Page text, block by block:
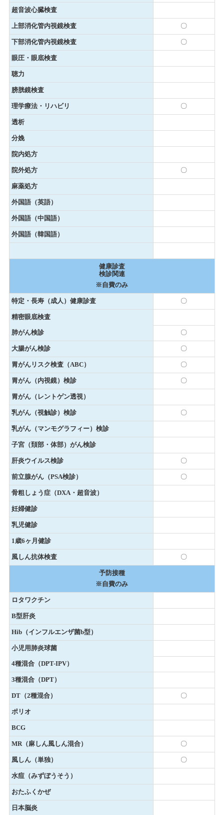
超音波心臓検査
上部消化管内視鏡検査 〇
下部消化管内視鏡検査 〇
眼圧・眼底検査
聴力
膀胱鏡検査
理学療法・リハビリ 〇
透析
分娩
院内処方
院外処方 〇
麻薬処方
外国語（英語）
外国語（中国語）
外国語（韓国語）
健康診査
検診関連
※自費のみ
特定・長寿（成人）健康診査 〇
精密眼底検査
肺がん検診 〇
大腸がん検診 〇
胃がんリスク検査（ABC） 〇
胃がん（内視鏡）検診 〇
胃がん（レントゲン透視）
乳がん（視触診）検診 〇
乳がん（マンモグラフィー）検診
子宮（頚部・体部）がん検診
肝炎ウイルス検診 〇
前立腺がん（PSA検診） 〇
骨粗しょう症（DXA・超音波）
妊婦健診
乳児健診
1歳6ヶ月健診
風しん抗体検査 〇
予防接種
※自費のみ
ロタワクチン
B型肝炎
Hib（インフルエンザ菌b型）
小児用肺炎球菌
4種混合（DPT-IPV）
3種混合（DPT）
DT（2種混合） 〇
ポリオ
BCG
MR（麻しん風しん混合） 〇
風しん（単独） 〇
水痘（みずぼうそう）
おたふくかぜ
日本脳炎